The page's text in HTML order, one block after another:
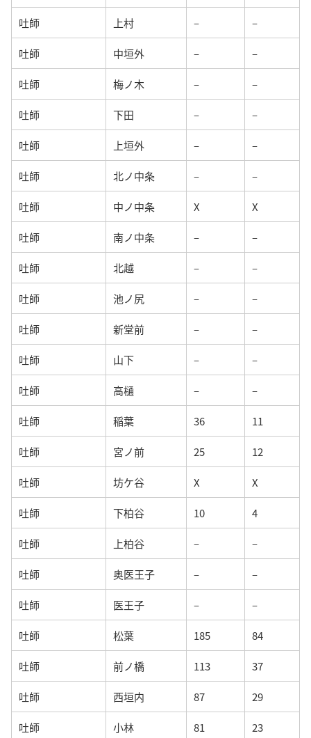
吐師 上村 – –
吐師 中垣外 – –
吐師 梅ノ木 – –
吐師 下田 – –
吐師 上垣外 – –
吐師 北ノ中条 – –
吐師 中ノ中条 X X
吐師 南ノ中条 – –
吐師 北越 – –
吐師 池ノ尻 – –
吐師 新堂前 – –
吐師 山下 – –
吐師 高樋 – –
吐師 稲葉 36 11
吐師 宮ノ前 25 12
吐師 坊ケ谷 X X
吐師 下柏谷 10 4
吐師 上柏谷 – –
吐師 奥医王子 – –
吐師 医王子 – –
吐師 松葉 185 84
吐師 前ノ橋 113 37
吐師 西垣内 87 29
吐師 小林 81 23